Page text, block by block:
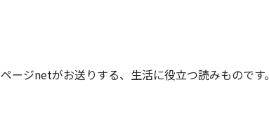
ジnetがお送りする、生活に役立つ読みものです。